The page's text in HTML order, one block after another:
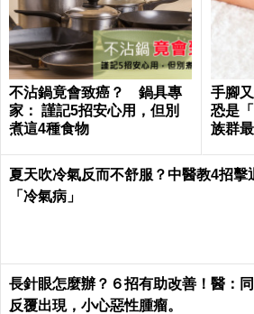
不沾鍋竟會致癌？ 鍋具專
家： 謹記5招安心用，但別
煮這4種食物
手腳
恐是
族群
夏天吹冷氣反而不舒服？中醫教4招擊
「冷氣病」
長針眼怎麼辦？６招有助改善！醫：
反覆出現，小心惡性腫瘤。